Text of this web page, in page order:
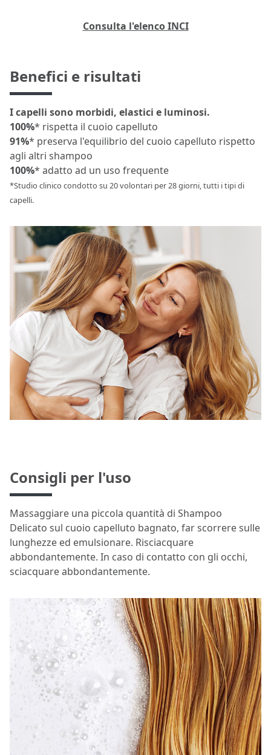
Consulta l'elenco INCI
Benefici e risultati
I capelli sono morbidi, elastici e luminosi.
100%* rispetta il cuoio capelluto
91%* preserva l'equilibrio del cuoio capelluto rispetto
agli altri shampoo
100%* adatto ad un uso frequente
*Studio clinico condotto su 20 volontari per 28 giorni, tutti i tipi di
capelli.
Consigli per l'uso
Massaggiare una piccola quantità di Shampoo
Delicato sul cuoio capelluto bagnato, far scorrere sulle
lunghezze ed emulsionare. Risciacquare
abbondantemente. In caso di contatto con gli occhi,
sciacquare abbondantemente.